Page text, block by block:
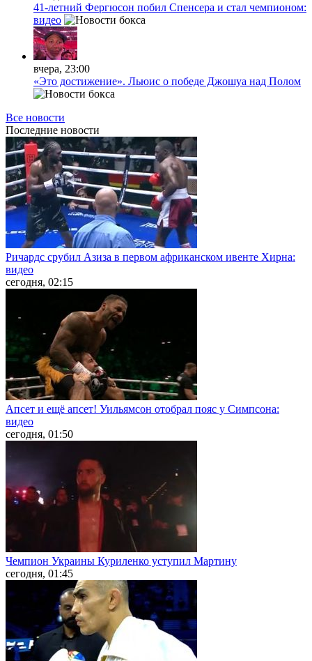
41-летний Фергюсон побил Спенсера и стал чемпионом:
видео
вчера, 23:00
«Это достижение». Льюис о победе Джошуа над Полом
Все новости
Последние новости
Ричардс срубил Азиза в первом африканском ивенте Хирна:
видео
сегодня, 02:15
Апсет и ещё апсет! Уильямсон отобрал пояс у Симпсона:
видео
сегодня, 01:50
Чемпион Украины Куриленко уступил Мартину
сегодня, 01:45